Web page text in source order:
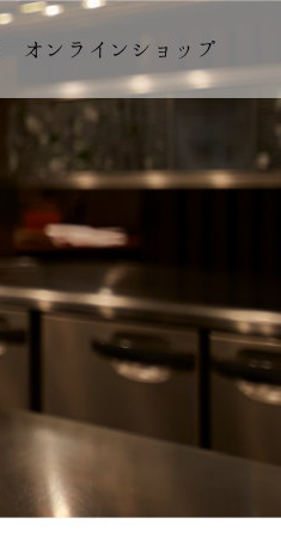
オンラインショップ